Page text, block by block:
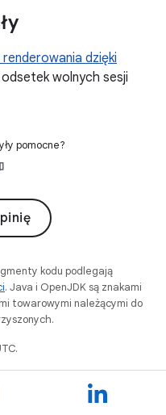
dzięki
wolnych sesji
pomocne?
kodu podlegają
. Java i OpenJDK są znakami
towarowymi należącymi do